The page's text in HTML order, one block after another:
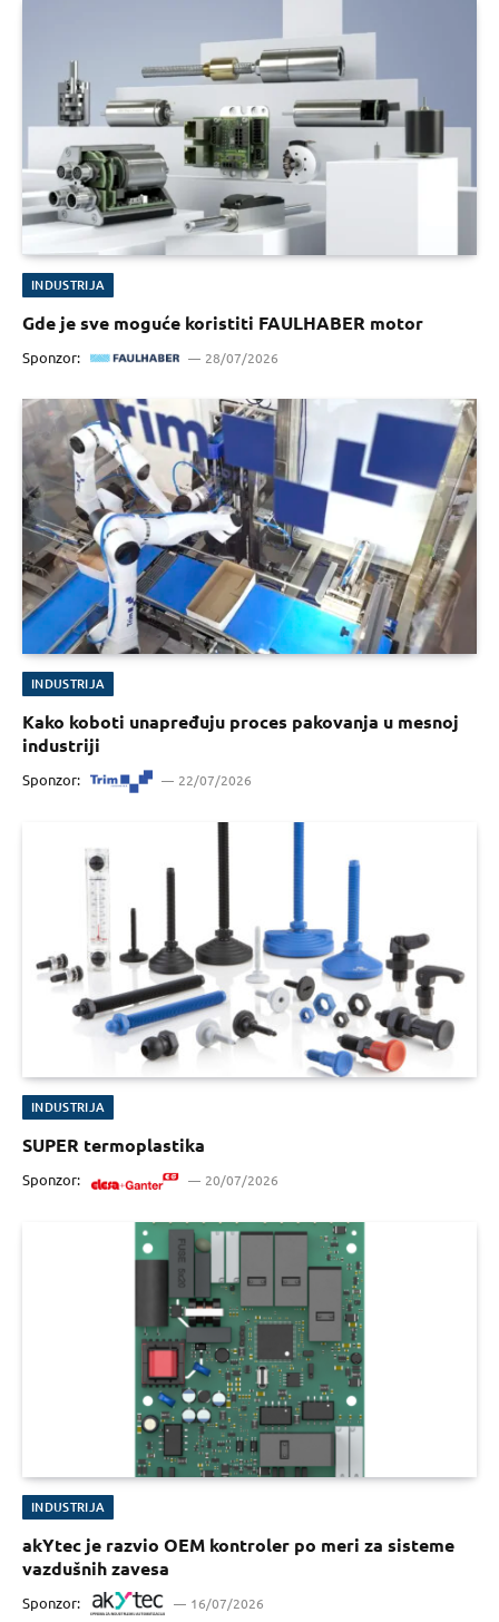
INDUSTRIJA
Gde je sve moguće koristiti FAULHABER motor
Sponzor: 28/07/2026
INDUSTRIJA
Kako koboti unapređuju proces pakovanja u mesnoj
industriji
Sponzor: 22/07/2026
INDUSTRIJA
SUPER termoplastika
Sponzor: 20/07/2026
INDUSTRIJA
akYtec je razvio OEM kontroler po meri za sisteme
vazdušnih zavesa
Sponzor: 16/07/2026